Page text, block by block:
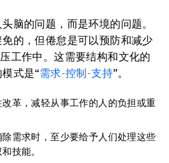
脑的问题，而是环境的问题。
的，但倦怠是可以预防和减少
工作中。这需要结构和文化的
式是“需求-控制-支持”。
革，减轻从事工作的人的负担或重
需求时，至少要给予人们处理这些
技能。